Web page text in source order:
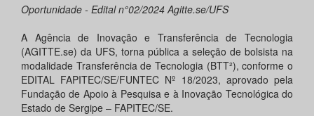
Oportunidade - Edital n°02/2024 Agitte.se/UFS
A Agência de Inovação e Transferência de Tecnologia
(AGITTE.se) da UFS, torna pública a seleção de bolsista na
modalidade Transferência de Tecnologia (BTT²), conforme o
EDITAL FAPITEC/SE/FUNTEC Nº 18/2023, aprovado pela
Fundação de Apoio à Pesquisa e à Inovação Tecnológica do
Estado de Sergipe – FAPITEC/SE.